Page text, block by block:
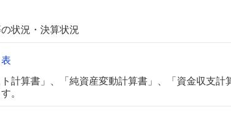
状況・決算状況
計算書」、「純資産変動計算書」、「資金収支計
。